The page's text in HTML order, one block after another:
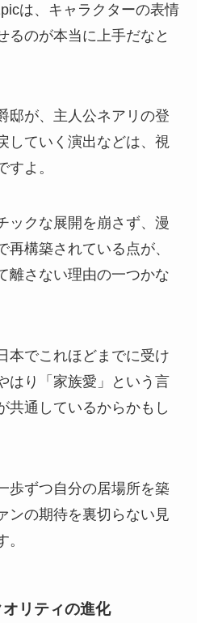
は、キャラクターの表情
るのが本当に上手だなと
邸が、主人公ネアリの登
していく演出などは、視
よ。
ックな展開を崩さず、漫
構築されている点が、
離さない理由の一つかな
本でこれほどまでに受け
はり「家族愛」という言
共通しているからかもし
歩ずつ自分の居場所を築
ンの期待を裏切らない見
リティの進化